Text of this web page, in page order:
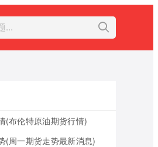
(布伦特原油期货行情)
(周一期货走势最新消息)